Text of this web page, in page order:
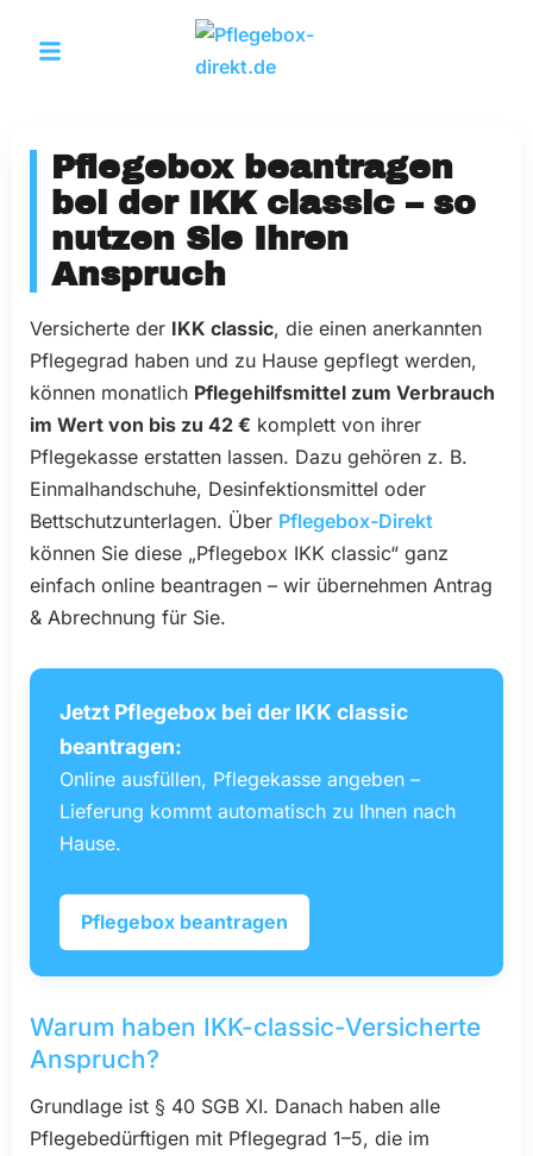
Pflegebox beantragen
bei der IKK classic – so
nutzen Sie Ihren
Anspruch
Versicherte der IKK classic, die einen anerkannten
Pflegegrad haben und zu Hause gepflegt werden,
können monatlich Pflegehilfsmittel zum Verbrauch
im Wert von bis zu 42 € komplett von ihrer
Pflegekasse erstatten lassen. Dazu gehören z. B.
Einmalhandschuhe, Desinfektionsmittel oder
Bettschutzunterlagen. Über Pflegebox-Direkt
können Sie diese „Pflegebox IKK classic“ ganz
einfach online beantragen – wir übernehmen Antrag
& Abrechnung für Sie.
Jetzt Pflegebox bei der IKK classic
beantragen:
Online ausfüllen, Pflegekasse angeben –
Lieferung kommt automatisch zu Ihnen nach
Hause.
Pflegebox beantragen
Warum haben IKK-classic-Versicherte
Anspruch?
Grundlage ist § 40 SGB XI. Danach haben alle
Pflegebedürftigen mit Pflegegrad 1–5, die im